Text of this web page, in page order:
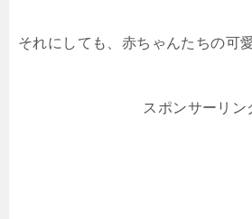
それにしても、赤ちゃんたちの可
スポンサーリン